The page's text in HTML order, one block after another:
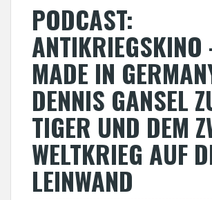
PODCAST:
ANTIKRIEGSKINO
MADE IN
DENNIS GANSEL
TIGER UND DEM
WELTKRIEG AUF
LEINWAND